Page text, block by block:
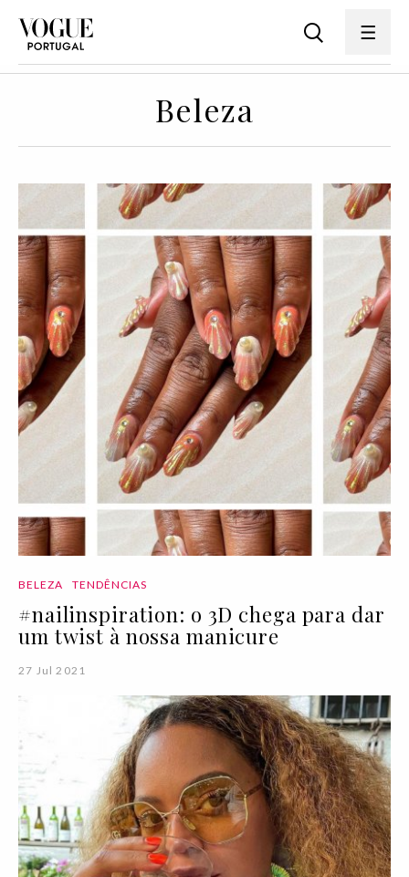
Beleza
BELEZA TENDÊNCIAS
#nailinspiration: o 3D chega para dar
um twist à nossa manicure
27 Jul 2021